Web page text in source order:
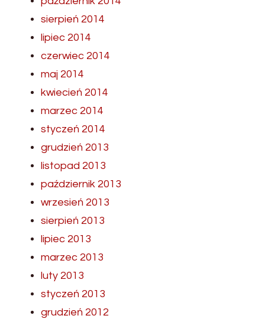
sierpień 2014
lipiec 2014
czerwiec 2014
maj 2014
kwiecień 2014
marzec 2014
styczeń 2014
grudzień 2013
listopad 2013
październik 2013
wrzesień 2013
sierpień 2013
lipiec 2013
marzec 2013
luty 2013
styczeń 2013
grudzień 2012